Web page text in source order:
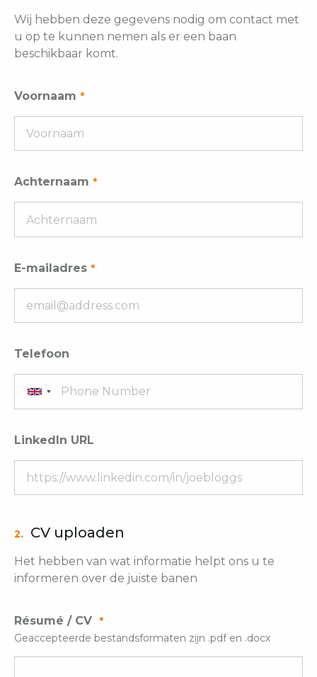
Wij hebben deze gegevens nodig om contact met
u op te kunnen nemen als er een baan
beschikbaar komt.
Voornaam
Achternaam
E-mailadres
Telefoon
LinkedIn URL
2. CV uploaden
Het hebben van wat informatie helpt ons u te
informeren over de juiste banen
Résumé / CV
Geaccepteerde bestandsformaten zijn .pdf en .docx